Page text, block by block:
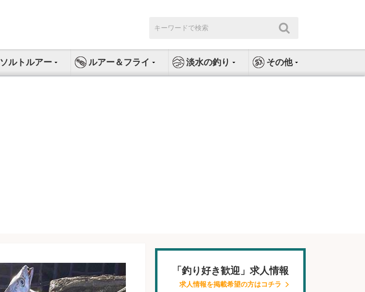
索:
ソルトルアー ルアー＆フライ 淡水の釣り その他
「釣り好き歓迎」求人情報
求人情報を掲載希望の方はコチラ